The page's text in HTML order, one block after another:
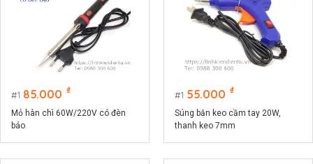
1 85.000 ₫
Mỏ hàn chì 60W/220V có đèn
báo
1 55.000 ₫
Súng bắn keo cầm tay 20W,
thanh keo 7mm